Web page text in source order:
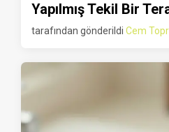
Yapılmış Tekil Bir
tarafından gönderildi Cem